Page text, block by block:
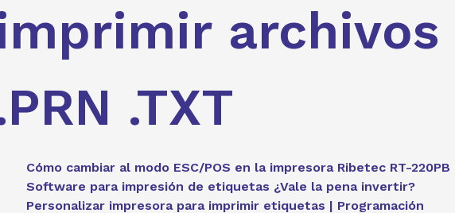
archivos
.TXT
Cómo cambiar al modo ESC/POS en la impresora Ribetec RT-220PB
Software para impresión de etiquetas ¿Vale la pena invertir?
Personalizar impresora para imprimir etiquetas | Programación